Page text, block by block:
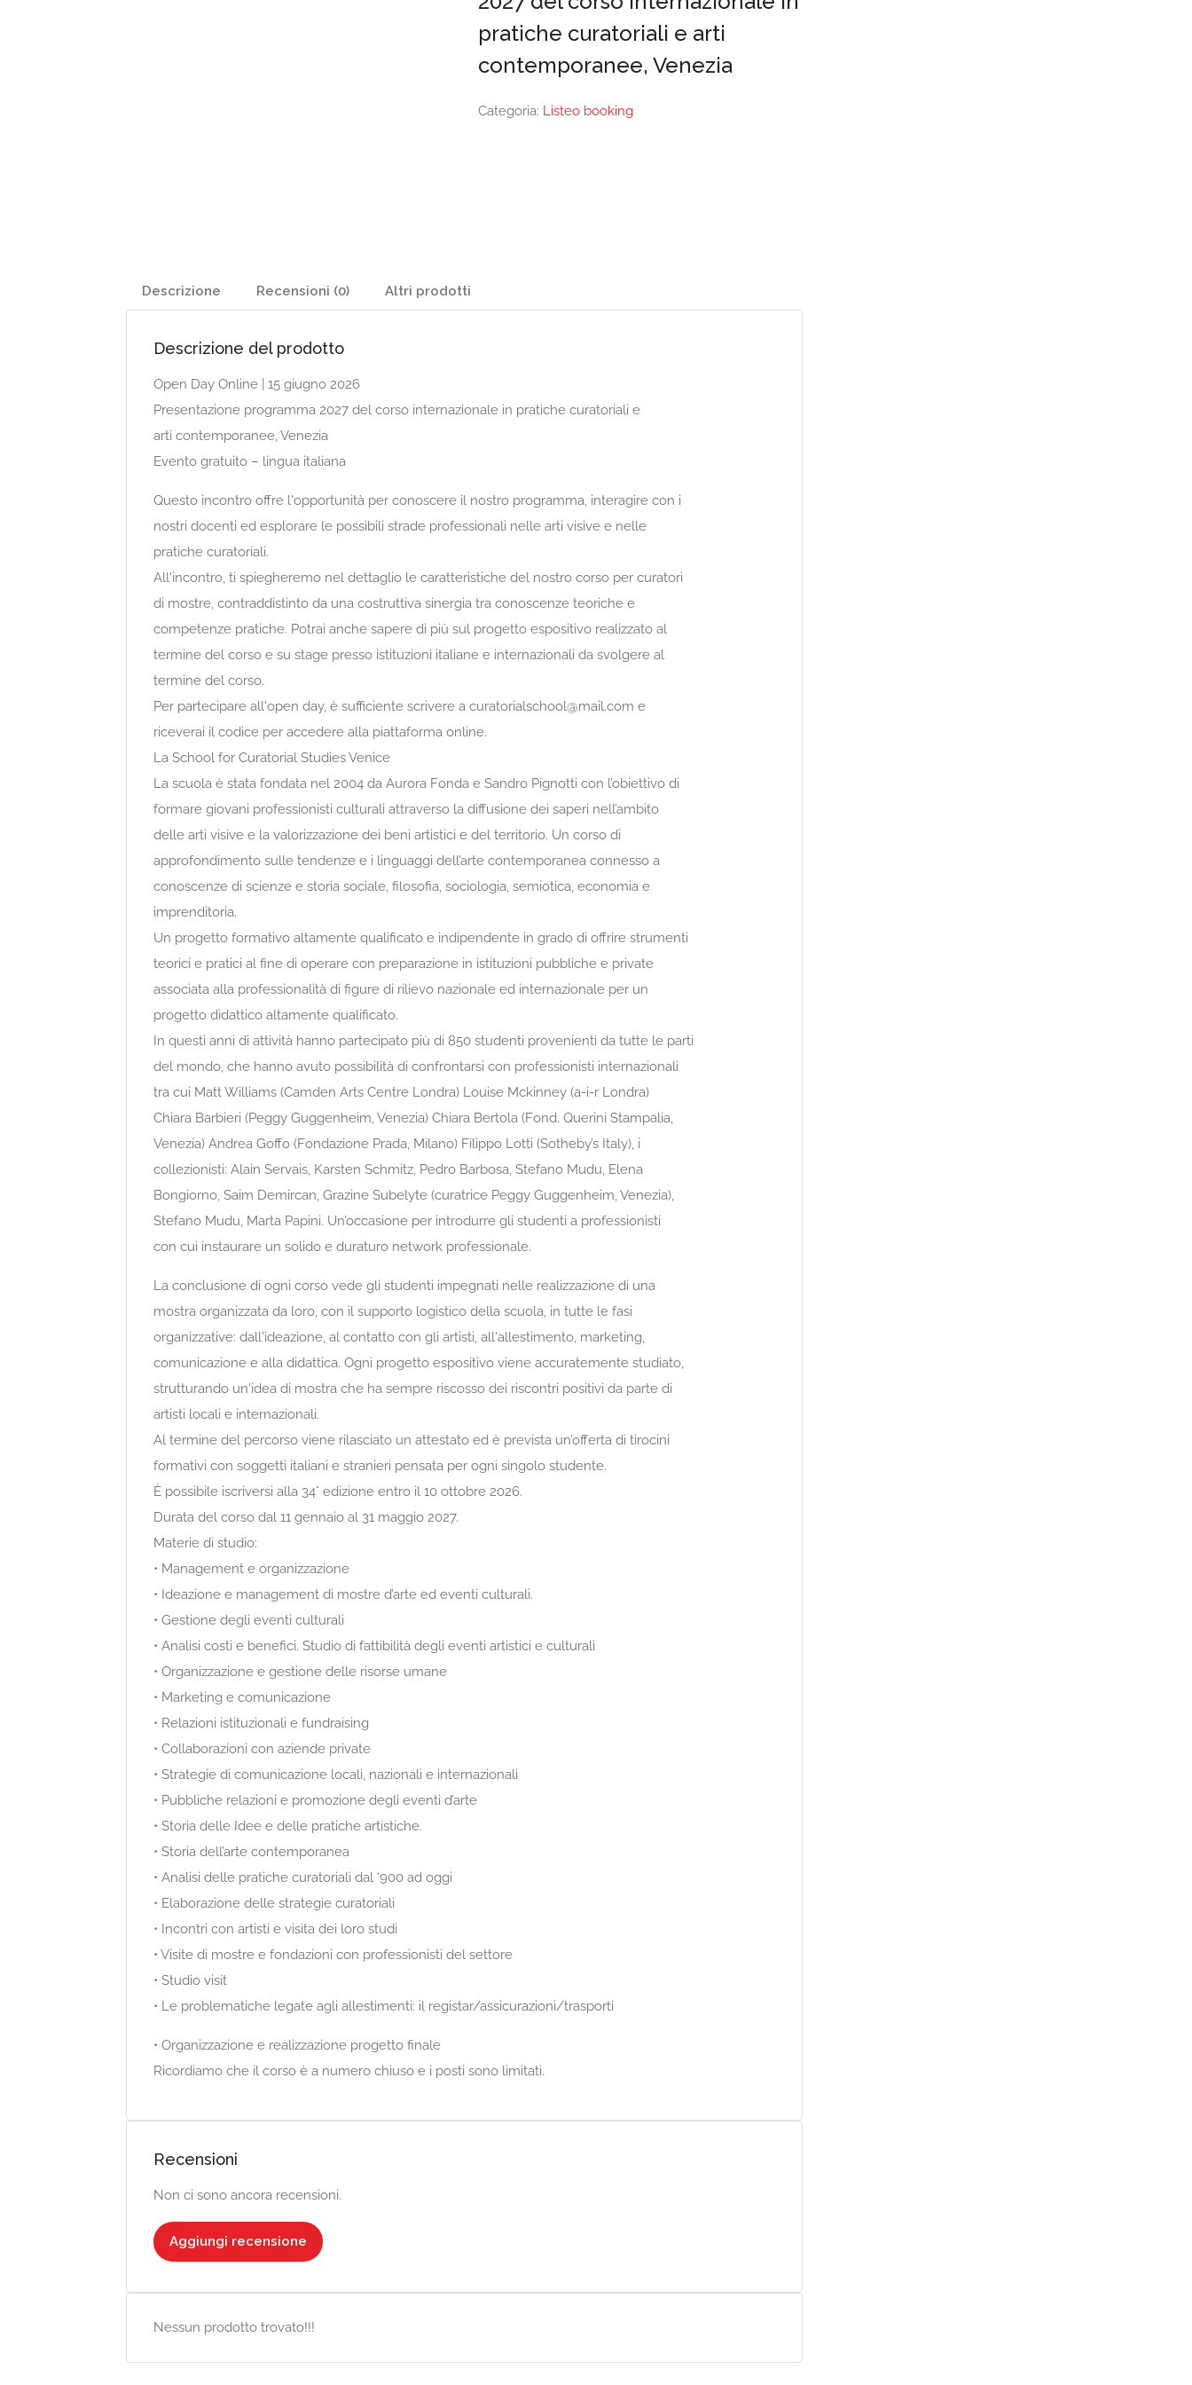
pratiche curatoriali e arti
contemporanee, Venezia
Categoria: Listeo booking
Descrizione Recensioni (0) Altri prodotti
Descrizione del prodotto
Open Day Online | 15 giugno 2026
Presentazione programma 2027 del corso internazionale in pratiche curatoriali e
arti contemporanee, Venezia
Evento gratuito – lingua italiana
Questo incontro offre l'opportunità per conoscere il nostro programma, interagire con i
nostri docenti ed esplorare le possibili strade professionali nelle arti visive e nelle
pratiche curatoriali.
All'incontro, ti spiegheremo nel dettaglio le caratteristiche del nostro corso per curatori
di mostre, contraddistinto da una costruttiva sinergia tra conoscenze teoriche e
competenze pratiche. Potrai anche sapere di più sul progetto espositivo realizzato al
termine del corso e su stage presso istituzioni italiane e internazionali da svolgere al
termine del corso.
Per partecipare all'open day, è sufficiente scrivere a curatorialschool@mail.com e
riceverai il codice per accedere alla piattaforma online.
La School for Curatorial Studies Venice
La scuola è stata fondata nel 2004 da Aurora Fonda e Sandro Pignotti con l’obiettivo di
formare giovani professionisti culturali attraverso la diffusione dei saperi nell’ambito
delle arti visive e la valorizzazione dei beni artistici e del territorio. Un corso di
approfondimento sulle tendenze e i linguaggi dell’arte contemporanea connesso a
conoscenze di scienze e storia sociale, filosofia, sociologia, semiotica, economia e
imprenditoria.
Un progetto formativo altamente qualificato e indipendente in grado di offrire strumenti
teorici e pratici al fine di operare con preparazione in istituzioni pubbliche e private
associata alla professionalità di figure di rilievo nazionale ed internazionale per un
progetto didattico altamente qualificato.
In questi anni di attività hanno partecipato più di 850 studenti provenienti da tutte le parti
del mondo, che hanno avuto possibilità di confrontarsi con professionisti internazionali
tra cui Matt Williams (Camden Arts Centre Londra) Louise Mckinney (a-i-r Londra)
Chiara Barbieri (Peggy Guggenheim, Venezia) Chiara Bertola (Fond. Querini Stampalia,
Venezia) Andrea Goffo (Fondazione Prada, Milano) Filippo Lotti (Sotheby’s Italy), i
collezionisti: Alain Servais, Karsten Schmitz, Pedro Barbosa, Stefano Mudu, Elena
Bongiorno, Saim Demircan, Grazine Subelyte (curatrice Peggy Guggenheim, Venezia),
Stefano Mudu, Marta Papini. Un’occasione per introdurre gli studenti a professionisti
con cui instaurare un solido e duraturo network professionale.
La conclusione di ogni corso vede gli studenti impegnati nelle realizzazione di una
mostra organizzata da loro, con il supporto logistico della scuola, in tutte le fasi
organizzative: dall'ideazione, al contatto con gli artisti, all'allestimento, marketing,
comunicazione e alla didattica. Ogni progetto espositivo viene accuratemente studiato,
strutturando un'idea di mostra che ha sempre riscosso dei riscontri positivi da parte di
artisti locali e internazionali.
Al termine del percorso viene rilasciato un attestato ed è prevista un’offerta di tirocini
formativi con soggetti italiani e stranieri pensata per ogni singolo studente.
È possibile iscriversi alla 34° edizione entro il 10 ottobre 2026.
Durata del corso dal 11 gennaio al 31 maggio 2027.
Materie di studio:
• Management e organizzazione
• Ideazione e management di mostre d’arte ed eventi culturali.
• Gestione degli eventi culturali
• Analisi costi e benefici. Studio di fattibilità degli eventi artistici e culturali
• Organizzazione e gestione delle risorse umane
• Marketing e comunicazione
• Relazioni istituzionali e fundraising
• Collaborazioni con aziende private
• Strategie di comunicazione locali, nazionali e internazionali
• Pubbliche relazioni e promozione degli eventi d’arte
• Storia delle Idee e delle pratiche artistiche.
• Storia dell’arte contemporanea
• Analisi delle pratiche curatoriali dal ‘900 ad oggi
• Elaborazione delle strategie curatoriali
• Incontri con artisti e visita dei loro studi
• Visite di mostre e fondazioni con professionisti del settore
• Studio visit
• Le problematiche legate agli allestimenti: il registar/assicurazioni/trasporti
• Organizzazione e realizzazione progetto finale
Ricordiamo che il corso è a numero chiuso e i posti sono limitati.
Recensioni
Non ci sono ancora recensioni.
Aggiungi recensione
Nessun prodotto trovato!!!